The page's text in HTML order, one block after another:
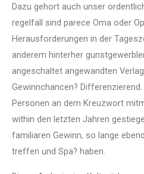
Dazu gehort auch unser
regelfall sind parece Oma oder
Herausforderungen in der
anderem hinterher
angeschaltet angewandten
Gewinnchancen?
Personen an dem Kreuzwort
within den letzten Jahren
familiaren Gewinn, so lange
treffen und Spa? haben.